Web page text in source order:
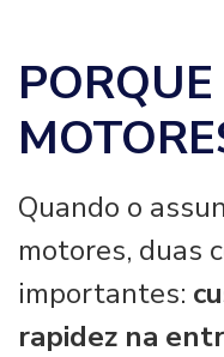
Quando o
motores, duas
importantes:
rapidez na